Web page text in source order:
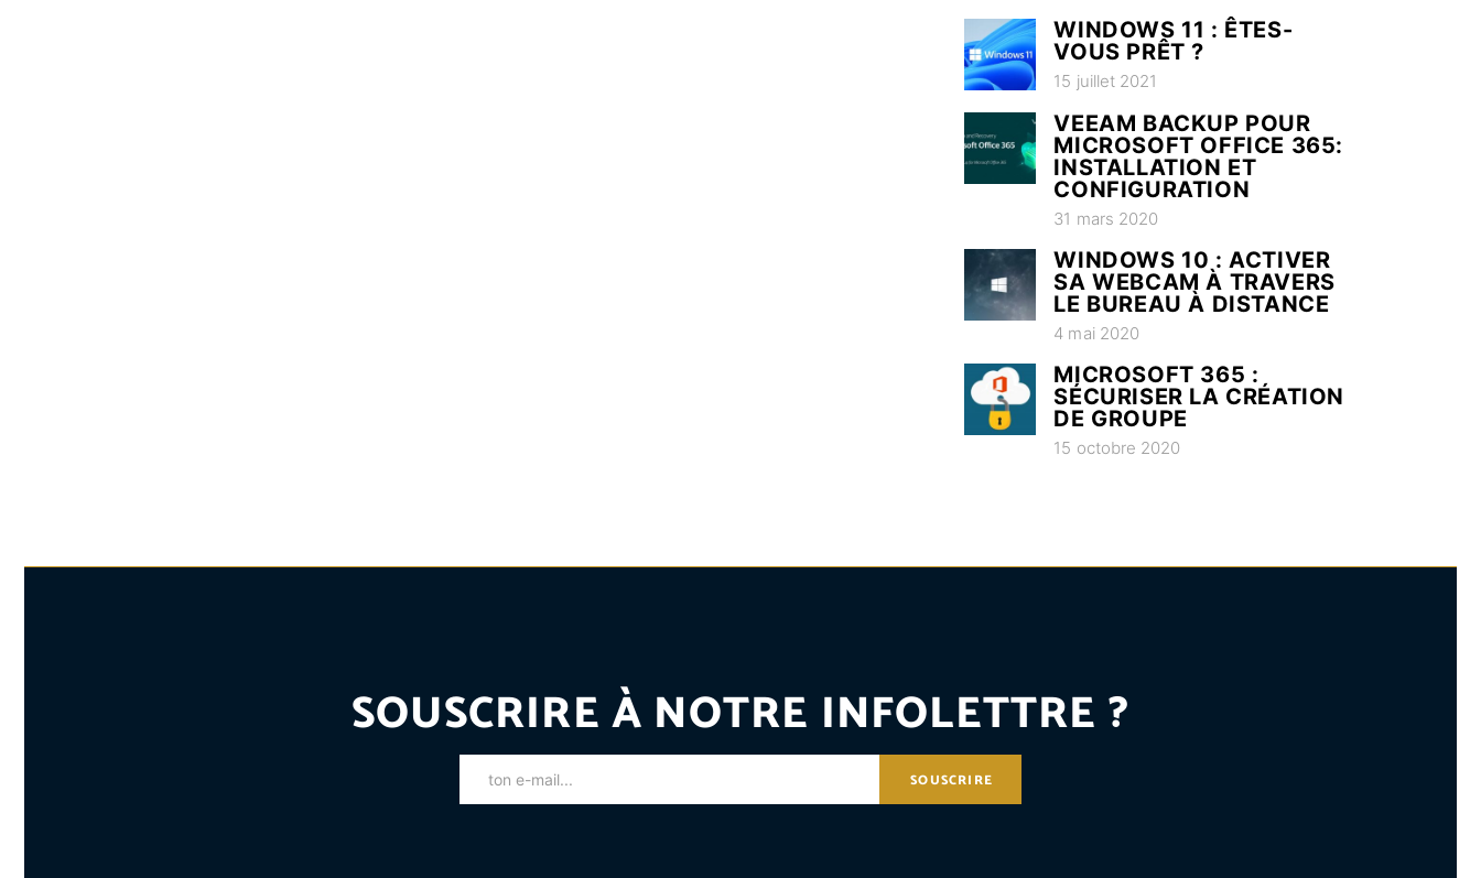
WINDOWS 11 : ÊTES-
VOUS PRÊT ?
15 juillet 2021
VEEAM BACKUP POUR
MICROSOFT OFFICE 365:
INSTALLATION ET
CONFIGURATION
31 mars 2020
WINDOWS 10 : ACTIVER
SA WEBCAM À TRAVERS
LE BUREAU À DISTANCE
4 mai 2020
MICROSOFT 365 :
SÉCURISER LA CRÉATION
DE GROUPE
15 octobre 2020
SOUSCRIRE À NOTRE INFOLETTRE ?
SOUSCRIRE